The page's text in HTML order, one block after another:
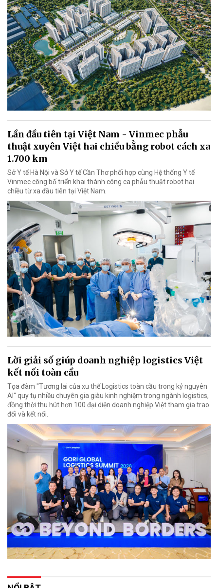
Lần đầu tiên tại Việt Nam - Vinmec phẫu
thuật xuyên Việt hai chiều bằng robot cách xa
1.700 km
Sở Y tế Hà Nội và Sở Y tế Cần Thơ phối hợp cùng Hệ thống Y tế
Vinmec công bố triển khai thành công ca phẫu thuật robot hai
chiều từ xa đầu tiên tại Việt Nam.
Lời giải số giúp doanh nghiệp logistics Việt
kết nối toàn cầu
Tọa đàm "Tương lai của xu thế Logistics toàn cầu trong kỷ nguyên
AI" quy tụ nhiều chuyên gia giàu kinh nghiệm trong ngành logistics,
đồng thời thu hút hơn 100 đại diện doanh nghiệp Việt tham gia trao
đổi và kết nối.